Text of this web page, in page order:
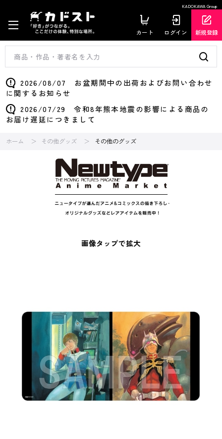
KADOKAWA Group
カート ログイン 新規登録
2026/08/07 お盆期間中の出荷およびお問い合わせ
に関するお知らせ
2026/07/29 令和8年熊本地震の影響による商品の
お届け遅延につきまして
ホーム その他グッズ その他のグッズ
画像タップで拡大